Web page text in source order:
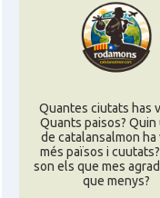
Quantes ciutats has
Quants paisos? Quin
de catalansalmon ha
més països i
son els que mes
que menys?